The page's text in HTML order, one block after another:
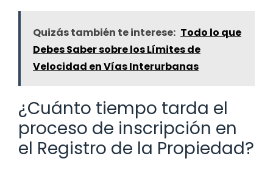
Quizás también te interese: Todo lo que
Debes Saber sobre los Límites de
Velocidad en Vías Interurbanas
¿Cuánto tiempo tarda el
proceso de inscripción en
el Registro de la Propiedad?